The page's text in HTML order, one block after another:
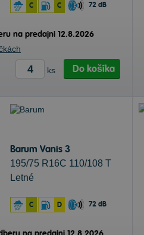
C C 72 dB
na predajni 12.8.2026
ks Do košíka
Barum Vanis 3
195/75 R16C 110/108 T
Letné
C D 72 dB